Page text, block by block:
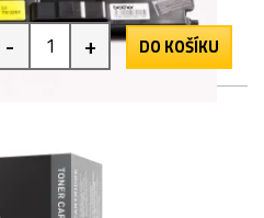
- + DO KOŠÍKU